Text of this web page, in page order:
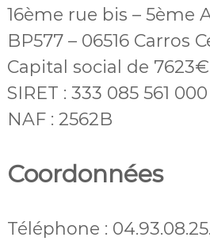
16ème rue bis – 5ème
BP577 – 06516 Carros
Capital social de 7623€
SIRET : 333 085 561
NAF : 2562B
Coordonnées
Téléphone :